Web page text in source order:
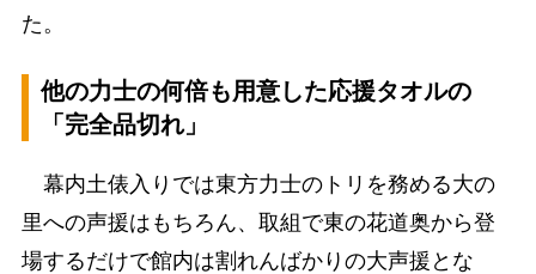
た。
他の力士の何倍も用意した応援タオルの
「完全品切れ」
幕内土俵入りでは東方力士のトリを務める大の
里への声援はもちろん、取組で東の花道奥から登
場するだけで館内は割れんばかりの大声援とな